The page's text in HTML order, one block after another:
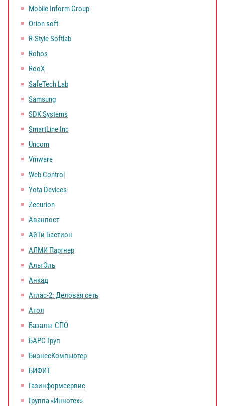
Mobile Inform Group
Orion soft
R-Style Softlab
Rohos
RooX
SafeTech Lab
Samsung
SDK Systems
SmartLine Inc
Uncom
Vmware
Web Control
Yota Devices
Zecurion
Аванпост
АйТи Бастион
АЛМИ Партнер
АльтЭль
Анкад
Атлас-2: Деловая сеть
Атол
Базальт СПО
БАРС Груп
БизнесКомпьютер
БИФИТ
Газинформсервис
Группа «Иннотех»